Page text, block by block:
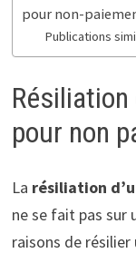
pour non-
Publications
Résiliation
pour non
La résiliation
ne se fait pas sur
raisons de résilier